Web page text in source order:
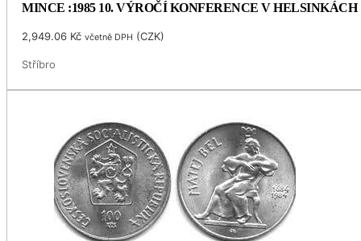
MINCE :1985 10. VÝROČÍ KONFERENCE V HELSINKÁCH
2,949.06 Kč včetně DPH (CZK)
Stříbro